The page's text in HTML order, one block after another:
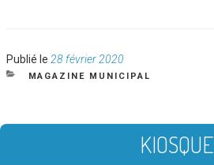
Publié le Publié
le
28 février 2020
CATÉGORIES
MAGAZINE MUNICIPAL
KIOSQUE